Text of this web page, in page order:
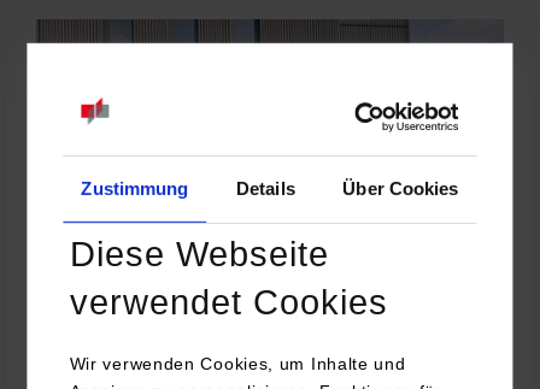
Zustimmung Details Über Cookies
Diese Webseite
verwendet Cookies
Wir verwenden Cookies, um Inhalte und
Das Kick-off-Event bot den Studierenden die Möglichkeit, sich